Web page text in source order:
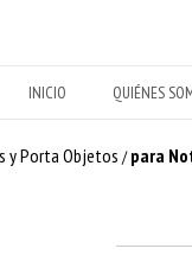
INICIO QUIÉNES
y Porta Objetos / para